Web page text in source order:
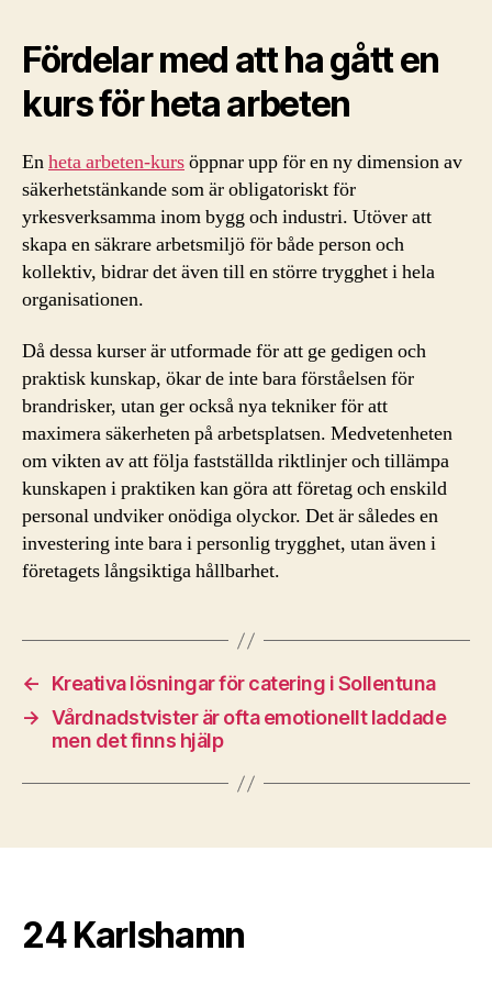
Fördelar med att ha gått en
kurs för heta arbeten
Enheta arbeten-kursöppnar upp för en ny dimension av
säkerhetstänkande som är obligatoriskt för
yrkesverksamma inom bygg och industri. Utöver att
skapa en säkrare arbetsmiljö för både person och
kollektiv, bidrar det även till en större trygghet i hela
organisationen.
Då dessa kurser är utformade för att ge gedigen och
praktisk kunskap, ökar de inte bara förståelsen för
brandrisker, utan ger också nya tekniker för att
maximera säkerheten på arbetsplatsen. Medvetenheten
om vikten av att följa fastställda riktlinjer och tillämpa
kunskapen i praktiken kan göra att företag och enskild
personal undviker onödiga olyckor. Det är således en
investering inte bara i personlig trygghet, utan även i
företagets långsiktiga hållbarhet.
←
Kreativa lösningar för catering i Sollentuna
→ Vårdnadstvister är ofta emotionellt laddade
men det finns hjälp
24 Karlshamn